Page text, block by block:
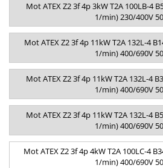
Mot ATEX Z2 3f 4p 3kW T2A 100LB-4
1/min) 230/400V
Mot ATEX Z2 3f 4p 11kW T2A 132L-4
1/min) 400/690V
Mot ATEX Z2 3f 4p 11kW T2A 132L-4
1/min) 400/690V
Mot ATEX Z2 3f 4p 11kW T2A 132L-4
1/min) 400/690V
Mot ATEX Z2 3f 4p 4kW T2A 100LC-4
1/min) 400/690V